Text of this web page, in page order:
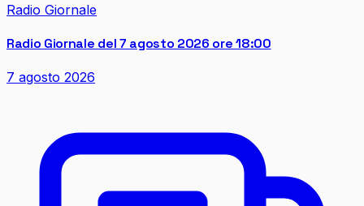
Radio Giornale
Radio Giornale del 7 agosto 2026 ore 18:00
7 agosto 2026